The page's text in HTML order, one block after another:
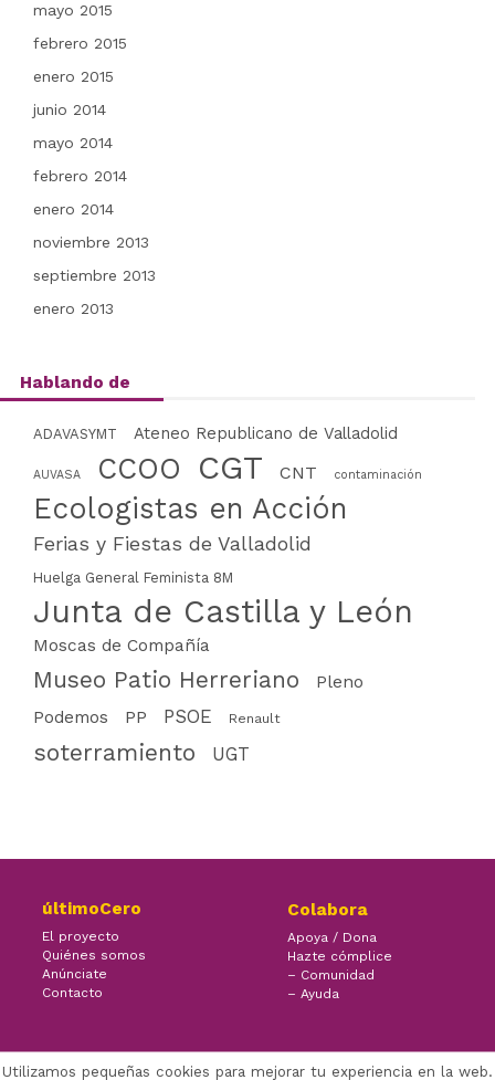
mayo 2015
febrero 2015
enero 2015
junio 2014
mayo 2014
febrero 2014
enero 2014
noviembre 2013
septiembre 2013
enero 2013
Hablando de
ADAVASYMT Ateneo Republicano de Valladolid
AUVASA CCOO CGT CNT contaminación
Ecologistas en Acción
Ferias y Fiestas de Valladolid
Huelga General Feminista 8M
Junta de Castilla y León
Moscas de Compañía
Museo Patio Herreriano
Pleno
Podemos
PP PSOE Renault
soterramiento UGT
últimoCero
El proyecto
Quiénes somos
Anúnciate
Contacto
Colabora
Apoya / Dona
Hazte cómplice
– Comunidad
– Ayuda
Utilizamos pequeñas cookies para mejorar tu experiencia en la web.